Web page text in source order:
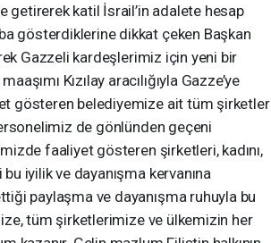
katil İsrail’in adalete hesap
gösterdiklerine dikkat çeken Başkan
Gazzeli kardeşlerimiz için yeni bir
Kızılay aracılığıyla Gazze’ye
gösteren belediyemize ait tüm şirketler
de gönlünden geçeni
faaliyet gösteren şirketleri, kadını,
iyilik ve dayanışma kervanına
paylaşma ve dayanışma ruhuyla bu
tüm şirketlerimize ve ülkemizin her